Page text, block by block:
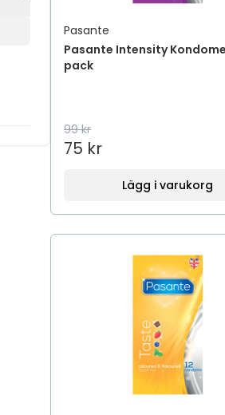
Pasante
Pasante Intensity
pack
99 kr
75 kr
Lägg i varukorg